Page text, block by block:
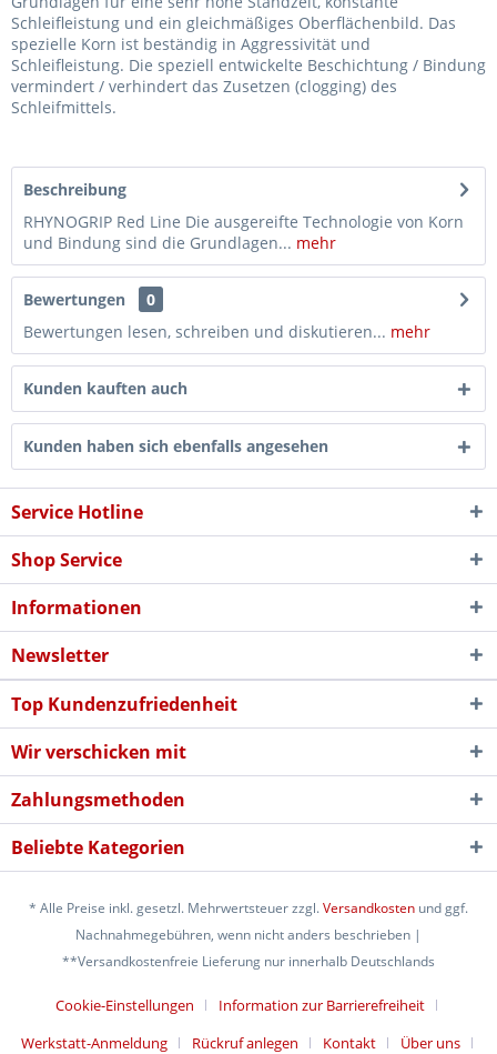
Schleifleistung und ein gleichmäßiges Oberflächenbild. Das
spezielle Korn ist beständig in Aggressivität und
Schleifleistung. Die speziell entwickelte Beschichtung / Bindung
vermindert / verhindert das Zusetzen (clogging) des
Schleifmittels.
Beschreibung
RHYNOGRIP Red Line Die ausgereifte Technologie von Korn
und Bindung sind die Grundlagen... mehr
Bewertungen
0
Bewertungen lesen, schreiben und diskutieren... mehr
Kunden kauften auch
Kunden haben sich ebenfalls angesehen
Service Hotline
Shop Service
Informationen
Newsletter
Top Kundenzufriedenheit
Wir verschicken mit
Zahlungsmethoden
Beliebte Kategorien
* Alle Preise inkl. gesetzl. Mehrwertsteuer zzgl.Versandkosten und ggf.
Nachnahmegebühren, wenn nicht anders beschrieben |
**Versandkostenfreie Lieferung nur innerhalb Deutschlands
Cookie-Einstellungen
Information zur Barrierefreiheit
Werkstatt-Anmeldung
Rückruf anlegen Kontakt Über uns